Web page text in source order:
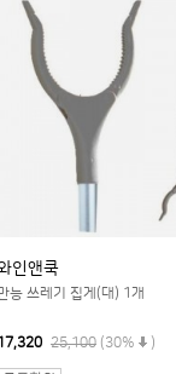
인앤쿡
능 쓰레기 집게(대) 1개
25,100 (30% )